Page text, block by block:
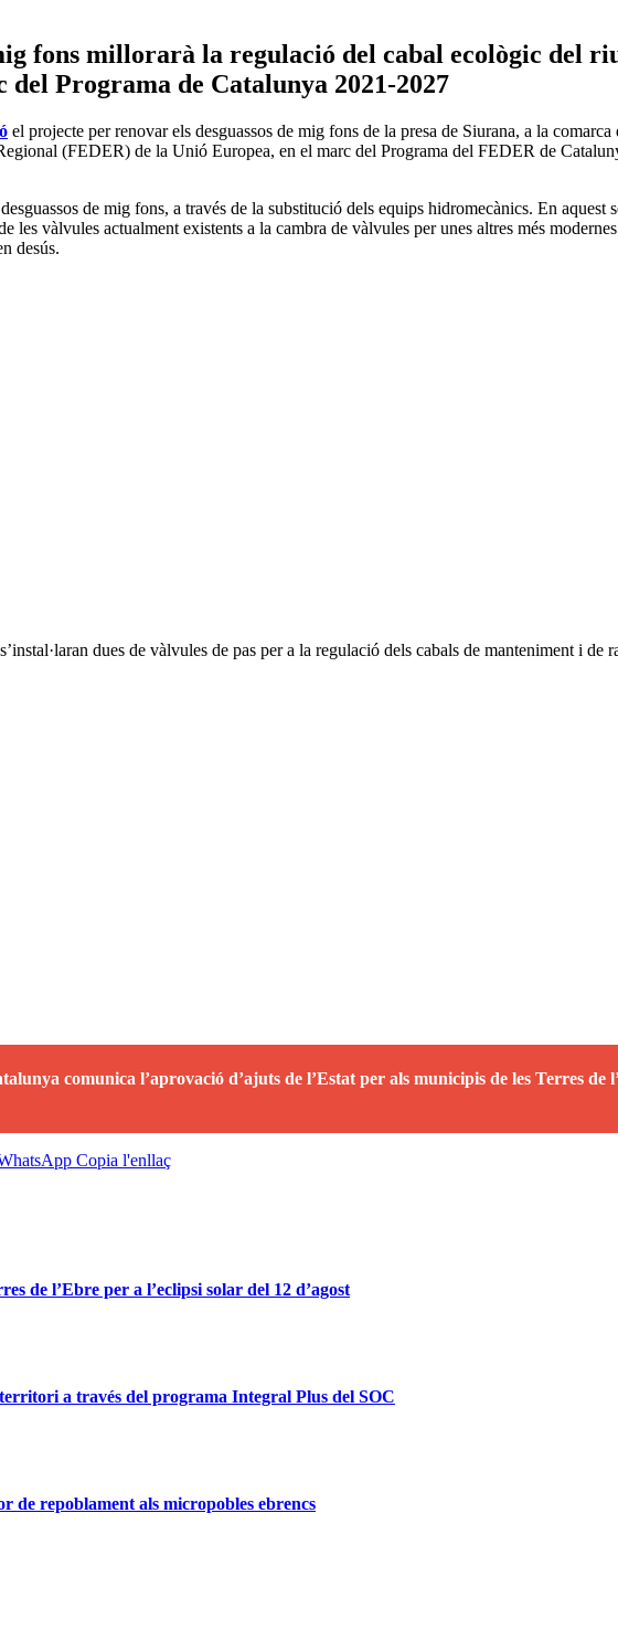
fons millorarà la regulació del cabal ecològic del
Programa de Catalunya 2021-2027
el projecte per renovar els desguassos de mig fons de la presa de Siurana, a la
(FEDER) de la Unió Europea, en el marc del Programa del FEDER de
de mig fons, a través de la substitució dels equips hidromecànics. En aquest
les vàlvules actualment existents a la cambra de vàlvules per unes altres més
desús.
dues de vàlvules de pas per a la regulació dels cabals de manteniment i de
comunica l’aprovació d’ajuts de l’Estat per als municipis de les Terres de
Copia l'enllaç
de l’Ebre per a l’eclipsi solar del 12 d’agost
a través del programa Integral Plus del SOC
de repoblament als micropobles ebrencs